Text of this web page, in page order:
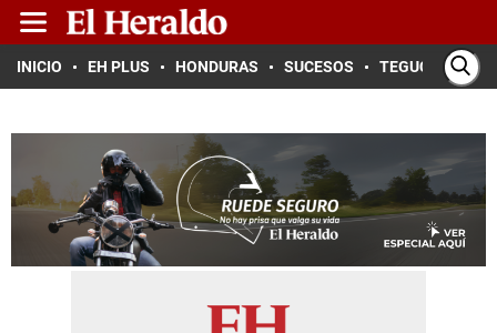
INICIO EH PLUS HONDURAS SUCESOS TEGUCIGALPA